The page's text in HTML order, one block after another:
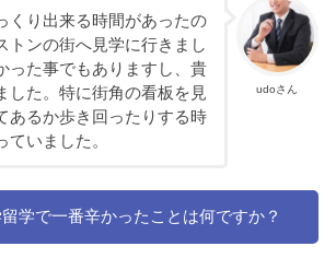
udoさん
くり出来る時間があったの
トンの街へ見学に行きまし
った事でもありますし、貴
した。特に街角の看板を見
あるか歩き回ったりする時
ていました。
学で一番辛かったことは何ですか？